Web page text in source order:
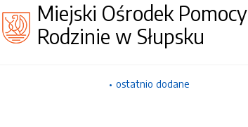
Miejski Ośrodek Pomocy
Rodzinie w Słupsku
ostatnio dodane